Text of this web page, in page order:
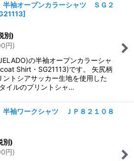
袖オープンカラーシャツ ＳＧ２
]
別)
円)
の半袖オープンカラーシャ
Shirt・SG21113)です。 矢尻柄
ントシアサッカー生地を使用した
イルのプリントシャ…
袖ワークシャツ ＪＰ８２１０８
別)
円)